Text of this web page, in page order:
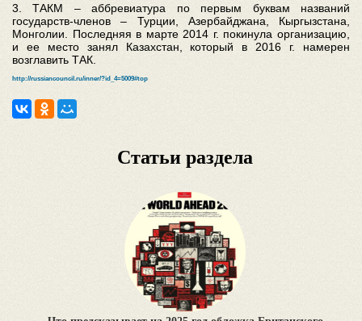
3. ТАКМ – аббревиатура по первым буквам названий
государств-членов – Турции, Азербайджана, Кыргызстана,
Монголии. Последняя в марте 2014 г. покинула организацию,
и ее место занял Казахстан, который в 2016 г. намерен
возглавить ТАК.
http://russiancouncil.ru/inner/?id_4=5009#top
Статьи раздела